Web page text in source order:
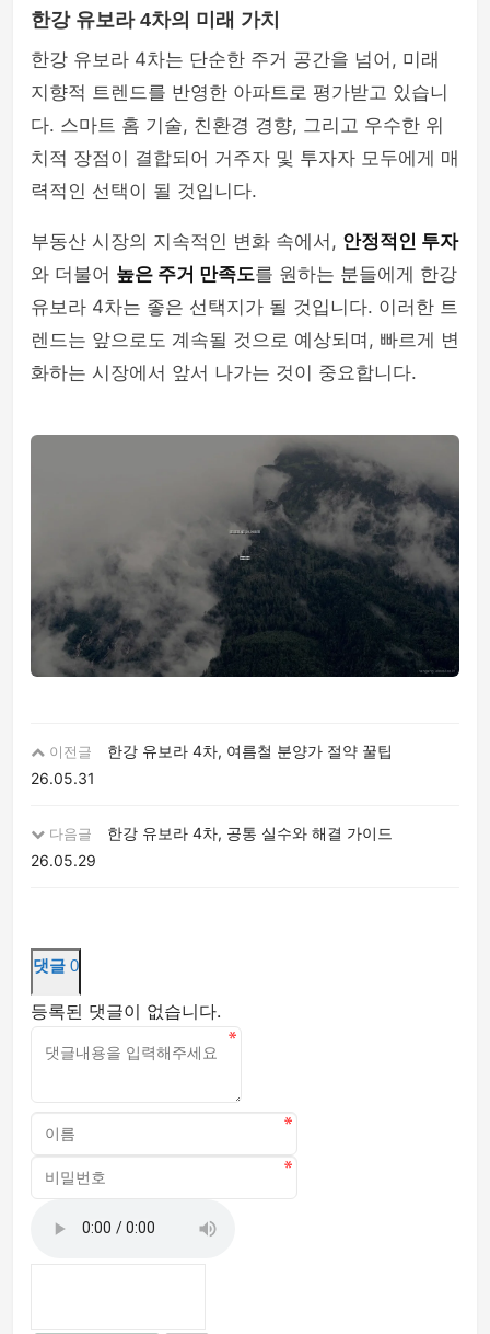
한강 유보라 4차의 미래 가치
한강 유보라 4차는 단순한 주거 공간을 넘어, 미래
지향적 트렌드를 반영한 아파트로 평가받고 있습니
다. 스마트 홈 기술, 친환경 경향, 그리고 우수한 위
치적 장점이 결합되어 거주자 및 투자자 모두에게 매
력적인 선택이 될 것입니다.
부동산 시장의 지속적인 변화 속에서, 안정적인 투자
와 더불어 높은 주거 만족도를 원하는 분들에게 한강
유보라 4차는 좋은 선택지가 될 것입니다. 이러한 트
렌드는 앞으로도 계속될 것으로 예상되며, 빠르게 변
화하는 시장에서 앞서 나가는 것이 중요합니다.
이전글
한강 유보라 4차, 여름철 분양가 절약 꿀팁
26.05.31
다음글
한강 유보라 4차, 공통 실수와 해결 가이드
26.05.29
댓글 0
등록된 댓글이 없습니다.